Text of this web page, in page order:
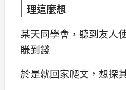
理這麼想
某天同學會，聽到友人
賺到錢
於是就回家爬文，想探